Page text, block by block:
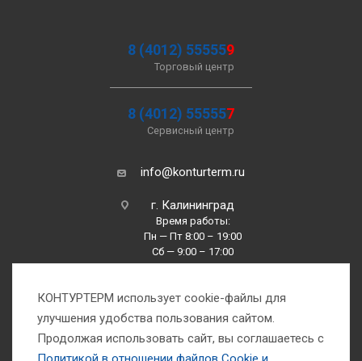
8 (4012) 555559
Торговый центр
8 (4012) 555557
Сервисный центр
info@konturterm.ru
г. Калининград
Время работы:
Пн — Пт 8:00 – 19:00
Сб — 9:00 – 17:00
Вс —10:00 – 16:00
КОНТУРТЕРМ использует cookie-файлы для
улучшения удобства пользования сайтом.
Продолжая использовать сайт, вы соглашаетесь с